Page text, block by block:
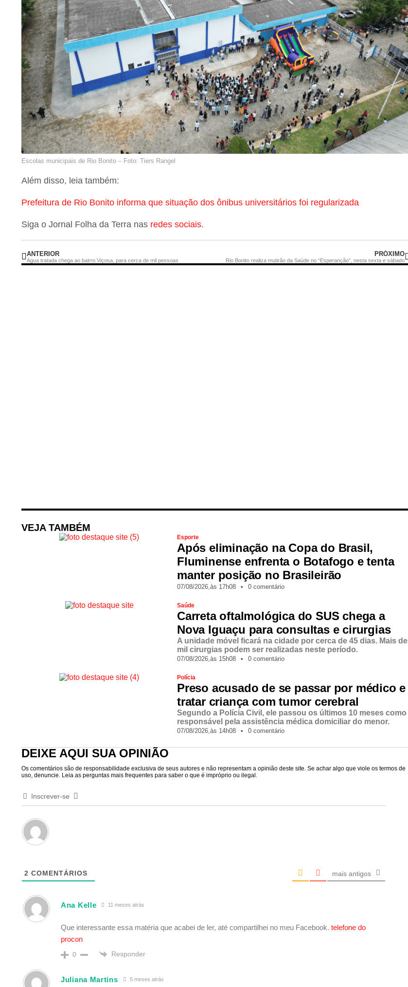
Escolas municipais de Rio Bonito – Foto: Tiers Rangel
Além disso, leia também:
Prefeitura de Rio Bonito informa que situação dos ônibus universitários foi regularizada
Siga o Jornal Folha da Terra nas redes sociais.
ANTERIOR
Água tratada chega ao bairro Viçosa, para cerca de mil pessoas
PRÓXIMO
Rio Bonito realiza mutirão da Saúde no “Esperanção”, nesta sexta e sábado
VEJA TAMBÉM
Esporte
Após eliminação na Copa do Brasil,
Fluminense enfrenta o Botafogo e tenta
manter posição no Brasileirão
07/08/2026,às 17h08 • 0 comentário
Saúde
Carreta oftalmológica do SUS chega a
Nova Iguaçu para consultas e cirurgias
A unidade móvel ficará na cidade por cerca de 45 dias. Mais de
mil cirurgias podem ser realizadas neste período.
07/08/2026,às 15h08 • 0 comentário
Polícia
Preso acusado de se passar por médico e
tratar criança com tumor cerebral
Segundo a Polícia Civil, ele passou os últimos 10 meses como
responsável pela assistência médica domiciliar do menor.
07/08/2026,às 14h08 • 0 comentário
DEIXE AQUI SUA OPINIÃO
Os comentários são de responsabilidade exclusiva de seus autores e não representam a opinião deste site. Se achar algo que viole os termos de
uso, denuncie. Leia as perguntas mais frequentes para saber o que é impróprio ou ilegal.
Inscrever-se
2 COMENTÁRIOS mais antigos
Ana Kelle 11 meses atrás
Que interessante essa matéria que acabei de ler, até compartilhei no meu Facebook. telefone do
procon
0 Responder
Juliana Martins 5 meses atrás